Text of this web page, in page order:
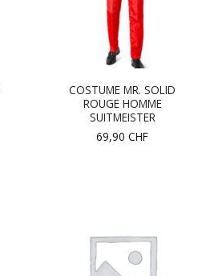
COSTUME MR. SOLID
ROUGE HOMME
SUITMEISTER
69,90 CHF